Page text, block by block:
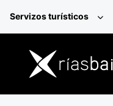
Servizos turísticos